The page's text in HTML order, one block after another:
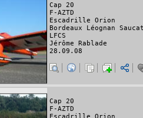
Cap 20
F-AZTD
Escadrille Orion
Bordeaux Léognan
LFCS
Jérôme Rablade
28.09.08
Cap 20
F-AZTD
Escadrille Orion